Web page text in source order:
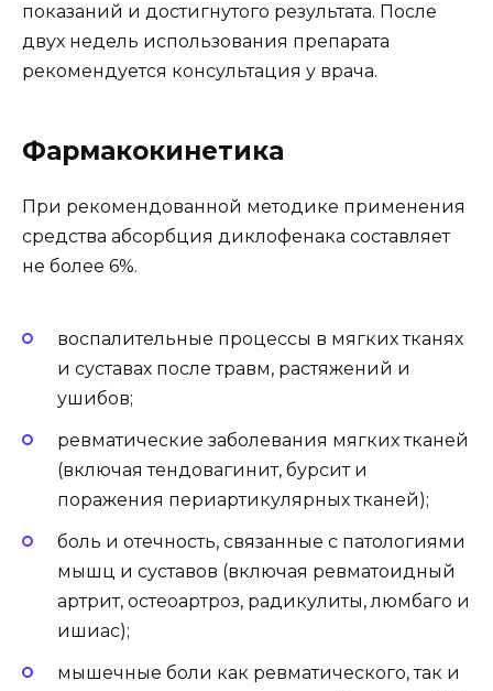
показаний и достигнутого результата. После
двух недель использования препарата
рекомендуется консультация у врача.
Фармакокинетика
При рекомендованной методике применения
средства абсорбция диклофенака составляет
не более 6%.
воспалительные процессы в мягких тканях
и суставах после травм, растяжений и
ушибов;
ревматические заболевания мягких тканей
(включая тендовагинит, бурсит и
поражения периартикулярных тканей);
боль и отечность, связанные с патологиями
мышц и суставов (включая ревматоидный
артрит, остеоартроз, радикулиты, люмбаго и
ишиас);
мышечные боли как ревматического, так и